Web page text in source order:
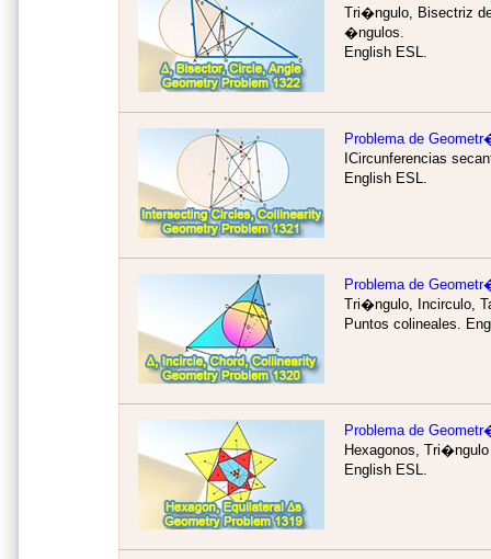
Tri�ngulo, Bisectriz
�ngulos.
English ESL.
Problema de
ICircunferencias
English ESL.
Problema de
Tri�ngulo, Incirculo,
Puntos colineales.
Problema de
Hexagonos,
English ESL.